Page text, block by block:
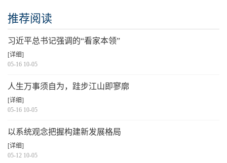
推荐阅读
习近平总书记强调的“看家本领”
[详细]
05-16 10-05
人生万事须自为，跬步江山即寥廓
[详细]
05-16 10-05
以系统观念把握构建新发展格局
[详细]
05-12 10-05